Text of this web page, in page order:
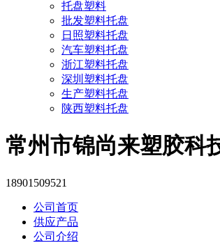
托盘塑料
批发塑料托盘
日照塑料托盘
汽车塑料托盘
浙江塑料托盘
深圳塑料托盘
生产塑料托盘
陕西塑料托盘
常州市锦尚来塑胶科
18901509521
公司首页
供应产品
公司介绍